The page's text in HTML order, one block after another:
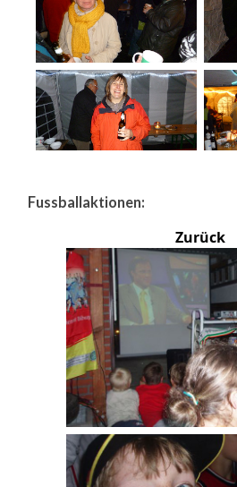
Fussballaktionen:
Zurück